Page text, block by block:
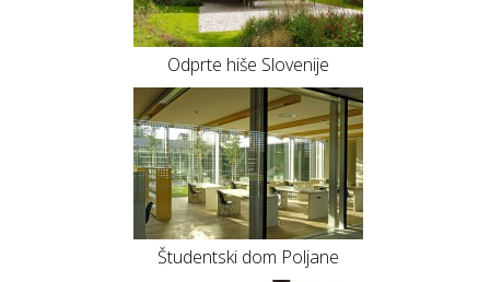
Odprte hiše Slovenije
Študentski dom Poljane